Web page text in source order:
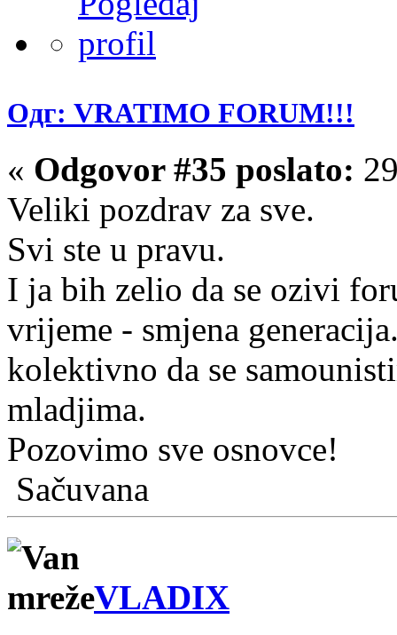
Одг: VRATIMO FORUM!!!
« Odgovor #35 poslato:
Veliki pozdrav za sve.
Svi ste u pravu.
I ja bih zelio da se ozivi
vrijeme - smjena
kolektivno da se
mladjima.
Pozovimo sve osnovce!
Sačuvana
VLADIX